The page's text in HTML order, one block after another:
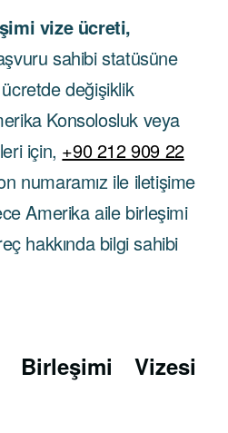
vize ücreti,
sahibi statüsüne
değişiklik
Konsolosluk veya
için, +90 212 909 22
numaramız ile iletişime
Amerika aile birleşimi
hakkında bilgi sahibi
Birleşimi Vizesi